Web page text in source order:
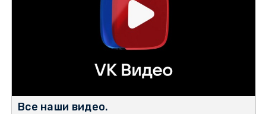
Все наши видео.